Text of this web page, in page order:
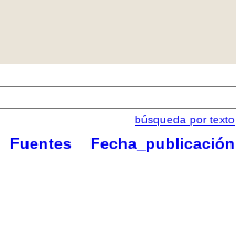
búsqueda por texto
Fuentes Fecha_publicación